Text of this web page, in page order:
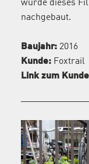
wurde dieses
nachgebaut.
Baujahr:2016
Kunde:Foxtrail
Link zum